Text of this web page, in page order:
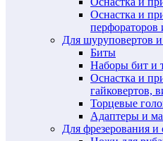
Оснастка и
перфораторов
Для шуруповертов и
Биты
Наборы бит и
Оснастка и
гайковертов,
Торцевые
Адаптеры и
Для фрезерования и